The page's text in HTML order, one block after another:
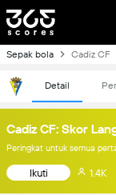
Sepak bola Cadiz CF
Detail
Cadiz CF: Skor
Peringkat untuk semua
Ikuti 1.4K